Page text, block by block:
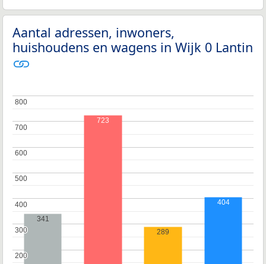
Aantal adressen, inwoners,
huishoudens en wagens in Wijk 0 Lantin
200
200
300
300
400
400
500
500
600
600
700
700
800
800
341
723
289
404